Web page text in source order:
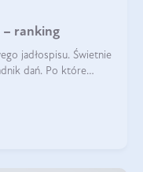
– ranking
jadłospisu. Świetnie
dań. Po które